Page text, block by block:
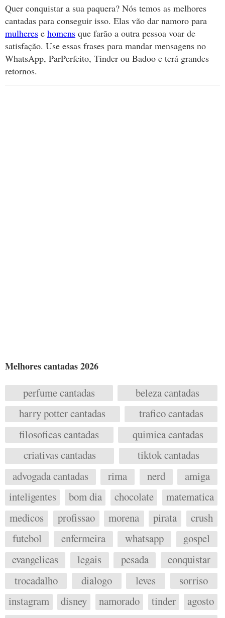
Quer conquistar a sua paquera? Nós temos as melhores
cantadas para conseguir isso. Elas vão dar namoro para
mulheres e homens que farão a outra pessoa voar de
satisfação. Use essas frases para mandar mensagens no
WhatsApp, ParPerfeito, Tinder ou Badoo e terá grandes
retornos.
Melhores cantadas 2026
perfume cantadas
beleza cantadas
harry potter cantadas
trafico cantadas
filosoficas cantadas
quimica cantadas
criativas cantadas
tiktok cantadas
advogada cantadas
rima nerd
amiga
inteligentes
bom dia chocolate
matematica
medicos
profissao morena pirata
crush
futebol
enfermeira whatsapp
gospel
evangelicas
legais pesada
conquistar
trocadalho
dialogo leves
sorriso
instagram
disney namorado tinder
agosto